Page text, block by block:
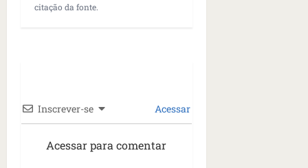
citação da fonte.
Inscrever-se Acessar
Acessar para comentar